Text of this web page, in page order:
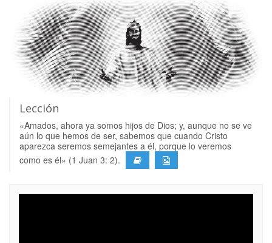
Lección
«Amados, ahora ya somos hijos de Dios; y, aunque no se ve
aún lo que hemos de ser, sabemos que cuando Cristo
aparezca seremos semejantes a él, porque lo veremos
como es él» (1 Juan 3: 2).